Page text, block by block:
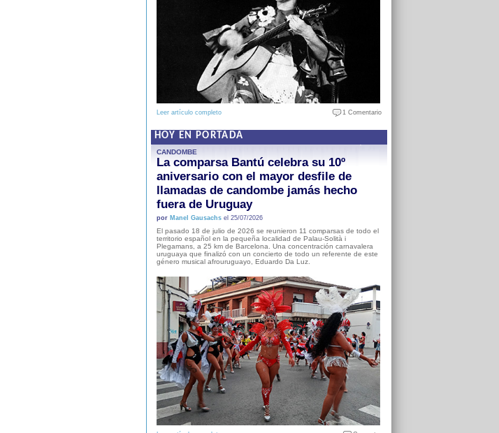
Leer artículo completo 1 Comentario
HOY EN PORTADA
CANDOMBE
La comparsa Bantú celebra su 10º
aniversario con el mayor desfile de
llamadas de candombe jamás hecho
fuera de Uruguay
por Manel Gausachsel 25/07/2026
El pasado 18 de julio de 2026 se reunieron 11 comparsas de todo el
territorio español en la pequeña localidad de Palau-Solità i
Plegamans, a 25 km de Barcelona. Una concentración carnavalera
uruguaya que finalizó con un concierto de todo un referente de este
género musical afrouruguayo, Eduardo Da Luz.